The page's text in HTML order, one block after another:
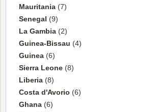
Mauritania (7)
Senegal (9)
La Gambia (2)
Guinea-Bissau (4)
Guinea (6)
Sierra Leone (8)
Liberia (8)
Costa d'Avorio (6)
Ghana (6)